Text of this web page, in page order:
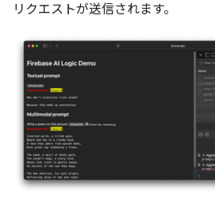
リクエストが送信されます。